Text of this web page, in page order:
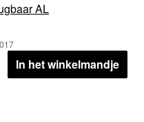
AL
In het winkelmandje